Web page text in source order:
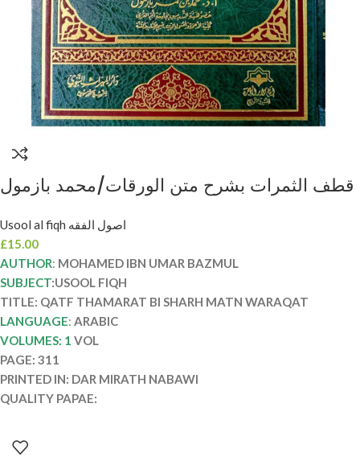
قطف الثمرات بشرح متن الورقات/محمد بازمول
WARAQATUsool al fiqh اصول الفقه
£15.00
AUTHOR: MOHAMED IBN UMAR BAZMUL
SUBJECT:USOOL FIQH
TITLE: QATF THAMARAT BI SHARH MATN WARAQAT
LANGUAGE: ARABIC
VOLUMES: 1 VOL
PAGE: 311
PRINTED IN: DAR MIRATH NABAWI
QUALITY PAPAE: